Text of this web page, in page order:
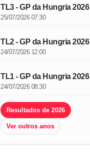
TL3 - GP da Hungria 2026
25/07/2026 07:30
TL2 - GP da Hungria 2026
24/07/2026 12:00
TL1 - GP da Hungria 2026
24/07/2026 08:30
Resultados de 2026
Ver outros anos